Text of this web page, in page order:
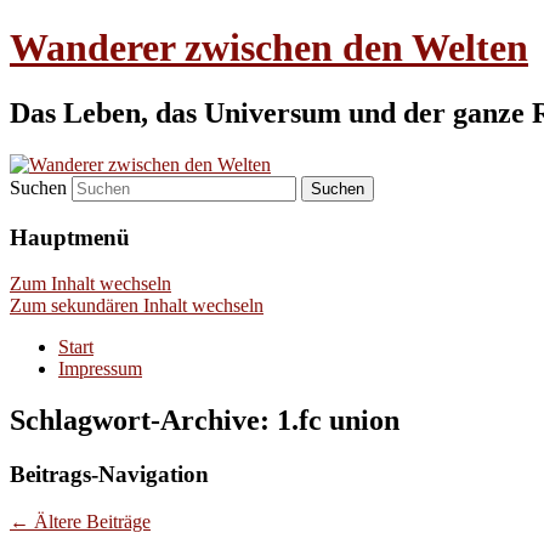
Wanderer zwischen den Welten
Das Leben, das Universum und der ganze
Suchen
Hauptmenü
Zum Inhalt wechseln
Zum sekundären Inhalt wechseln
Start
Impressum
Schlagwort-Archive: 1.fc union
Beitrags-Navigation
← Ältere Beiträge